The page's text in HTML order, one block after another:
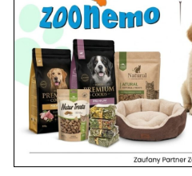
Znajdź nas
Adres
05-120 Legionowo
ul. Piłsudskiego 31,
pawilon 134
tel./fax. 22 784 71 96